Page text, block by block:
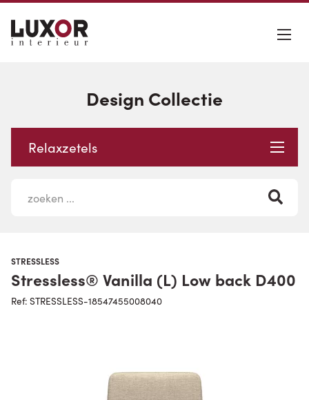
Design Collectie
Relaxzetels
STRESSLESS
Stressless® Vanilla (L) Low back D400
Ref: STRESSLESS-18547455008040